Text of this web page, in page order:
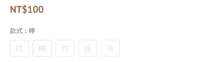
NT$100
款式 : 檸
桃 檸 ⽵ 藤 草